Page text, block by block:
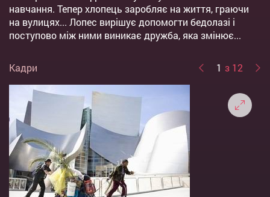
навчання. Тепер хлопець заробляє на життя, граючи
на вулицях... Лопес вирішує допомогти бедолазі і
поступово між ними виникає дружба, яка змінює...
Кадри 1 з 12